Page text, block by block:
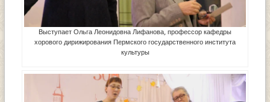
Выступает Ольга Леонидовна Лифанова, профессор кафедры
хорового дирижирования Пермского государственного института
культуры